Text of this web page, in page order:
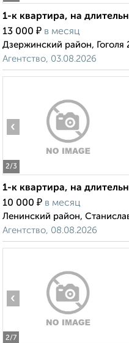
1-к квартира, на
13 000 ₽ в месяц
Дзержинский район, Гоголя
Агентство, 03.08.2026
2/3
‹
1-к квартира, на
10 000 ₽ в месяц
Ленинский район,
Агентство, 08.08.2026
2/7
‹